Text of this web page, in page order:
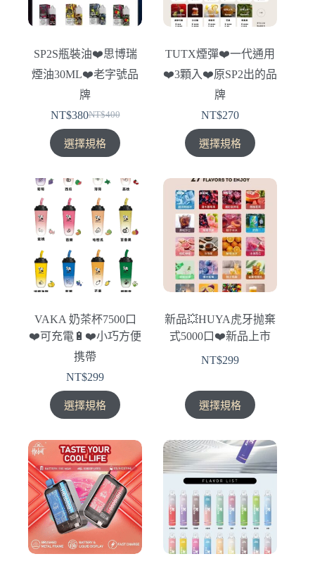
可
在
品
頁
面
選
選
項
可
在
品
頁
面
選
選
項
SP2S瓶裝油❤️‍思博瑞
煙油30ML❤️‍老字號品
牌
NT$400
始
價
NT$400。
NT$380
前
價
NT$380。
選擇規格
此
產
有
多
種
款
式。
可
在
品
頁
面
選
擇
選
TUTX煙彈❤️‍一代通用
❤️‍3顆入❤️‍原SP2出的品
牌
NT$270
選擇規格
此
產
有
多
種
款
式。
可
在
品
頁
面
擇
選
VAKA 奶茶杯7500口
❤️‍可充電🔋❤️‍小巧方便
携帶
NT$299
選擇規格
此
產
有
多
種
款
式。
可
在
新品💥HUYA虎牙抛棄
式5000口❤️‍新品上市
NT$299
選擇規格
此
產
多
種
款
式。
可
在